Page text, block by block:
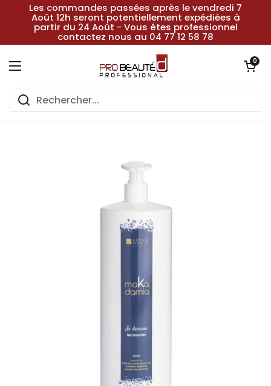
Passer au contenu
Les commandes passées après le vendredi 7
Août 12h seront potentiellement expédiées à
partir du 24 Août - Vous êtes professionnel
contactez nous au 04 77 12 58 78
Ouvrir le menu
Ouvrir le
0